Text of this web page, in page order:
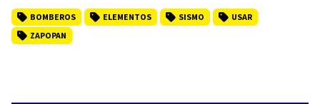
BOMBEROS ELEMENTOS SISMO
USAR
ZAPOPAN